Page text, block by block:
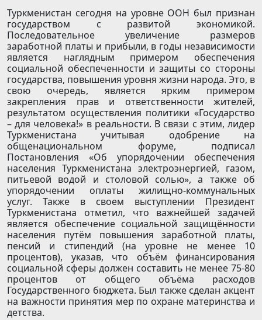
Туркменистан сегодня на уровне ООН был признан
государством с развитой экономикой.
Последовательное увеличение размеров
заработной платы и прибыли, в годы независимости
является наглядным примером обеспечения
социальной обеспеченности и защиты со стороны
государства, повышения уровня жизни народа. Это, в
свою очередь, является ярким примером
закрепления прав и ответственности жителей,
результатом осуществления политики «Государство
– для человека!» в реальности. В связи с этим, лидер
Туркменистана учитывая одобрение на
общенациональном форуме, подписал
Постановления «Об упорядочении обеспечения
населения Туркменистана электроэнергией, газом,
питьевой водой и столовой солью», а также об
упорядочении оплаты жилищно-коммунальных
услуг. Также в своем выступлении Президент
Туркменистана отметил, что важнейшей задачей
является обеспечение социальной защищённости
населения путём повышения заработной платы,
пенсий и стипендий (на уровне не менее 10
процентов), указав, что объём финансирования
социальной сферы должен составить не менее 75-80
процентов от общего объёма расходов
Государственного бюджета. Был также сделан акцент
на важности принятия мер по охране материнства и
детства.